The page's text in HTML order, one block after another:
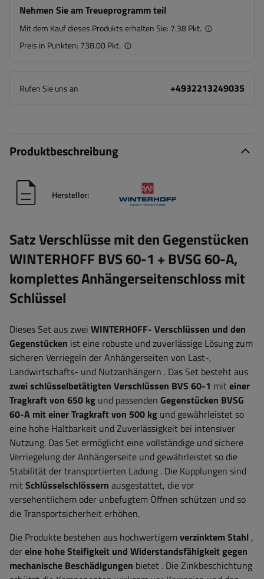
Nehmen Sie am Treueprogramm teil
Mit dem Kauf dieses Produkts erhalten Sie: 7.38 Pkt.
Preis in Punkten: 738.00 Pkt.
Rufen Sie uns an +4932213249035
Produktbeschreibung
Hersteller:
Satz Verschlüsse mit den Gegenstücken
WINTERHOFF BVS 60-1 + BVSG 60-A,
komplettes Anhängerseitenschloss mit
Schlüssel
Dieses Set aus zwei WINTERHOFF- Verschlüssen und den
Gegenstücken ist eine robuste und zuverlässige Lösung zum
sicheren Verriegeln der Anhängerseiten von Last-,
Landwirtschafts- und Nutzanhängern . Das Set besteht aus
zwei schlüsselbetätigten Verschlüssen BVS 60-1 miteiner
Tragkraft von 650 kg und passenden Gegenstücken BVSG
60-A mit einer Tragkraft von 500 kg und gewährleistet so
eine hohe Haltbarkeit und Zuverlässigkeit bei intensiver
Nutzung. Das Set ermöglicht eine vollständige und sichere
Verriegelung der Anhängerseite und gewährleistet so die
Stabilität der transportierten Ladung . Die Kupplungen sind
mitSchlüsselschlössern ausgestattet, die vor
versehentlichem oder unbefugtem Öffnen schützen und so
die Transportsicherheit erhöhen.
Die Produkte bestehen aus hochwertigemverzinktem Stahl ,
dereine hohe Steifigkeit und Widerstandsfähigkeit gegen
mechanische Beschädigungen bietet . Die Zinkbeschichtung